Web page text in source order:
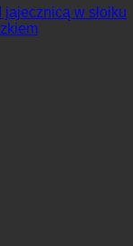
jajecznicą w słoiku